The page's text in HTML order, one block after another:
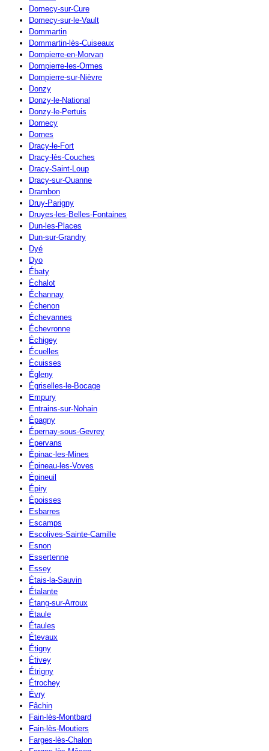
Domecy-sur-Cure
Domecy-sur-le-Vault
Dommartin
Dommartin-lès-Cuiseaux
Dompierre-en-Morvan
Dompierre-les-Ormes
Dompierre-sur-Nièvre
Donzy
Donzy-le-National
Donzy-le-Pertuis
Dornecy
Dornes
Dracy-le-Fort
Dracy-lès-Couches
Dracy-Saint-Loup
Dracy-sur-Ouanne
Drambon
Druy-Parigny
Druyes-les-Belles-Fontaines
Dun-les-Places
Dun-sur-Grandry
Dyé
Dyo
Ébaty
Échalot
Échannay
Échenon
Échevannes
Échevronne
Échigey
Écuelles
Écuisses
Égleny
Égriselles-le-Bocage
Empury
Entrains-sur-Nohain
Épagny
Épernay-sous-Gevrey
Épervans
Épinac-les-Mines
Épineau-les-Voves
Épineuil
Épiry
Époisses
Esbarres
Escamps
Escolives-Sainte-Camille
Esnon
Essertenne
Essey
Étais-la-Sauvin
Étalante
Étang-sur-Arroux
Étaule
Étaules
Étevaux
Étigny
Étivey
Étrigny
Étrochey
Évry
Fâchin
Fain-lès-Montbard
Fain-lès-Moutiers
Farges-lès-Chalon